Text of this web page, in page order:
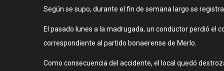
Según se supo, durante el fin de semana largo se
El pasado lunes a la madrugada, un conductor perdió el
correspondiente al partido bonaerense de Merlo.
Como consecuencia del accidente, el local quedó